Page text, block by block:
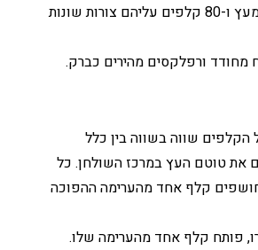
במשחק "טוטם" מעץ ו-80 קלפים עליהם צורות שונות
ורפלקסים מהירים כברק.
הקלפים שווה בשווה בין כלל
את טוטם העץ במרכז השולחן. כל
קלף אחד מהערימה ההפוכה
פותח קלף אחד מהערימה שלו.